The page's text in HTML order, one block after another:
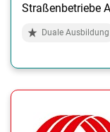
Straßenbetriebe
Duale Ausbildung